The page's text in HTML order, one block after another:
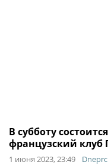
В субботу
французский клуб
1 июня 2023, 23:49